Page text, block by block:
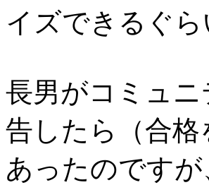
イズできるぐ
長男がコミュ
告したら（合
あったのです